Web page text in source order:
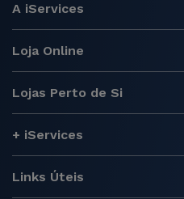
A iServices
Loja Online
Lojas Perto de Si
+ iServices
Links Úteis